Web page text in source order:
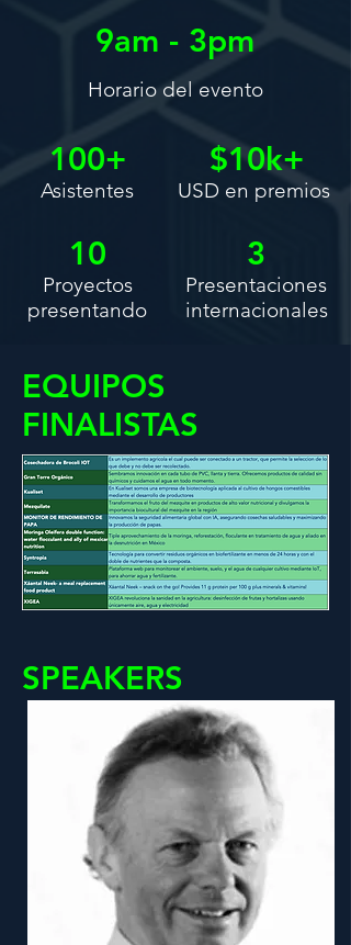
9am - 3pm
Horario del evento
100+
Asistentes
$10k+
USD en premios
10
Proyectos
presentando
3
Presentaciones
internacionales
EQUIPOS
FINALISTAS
SPEAKERS